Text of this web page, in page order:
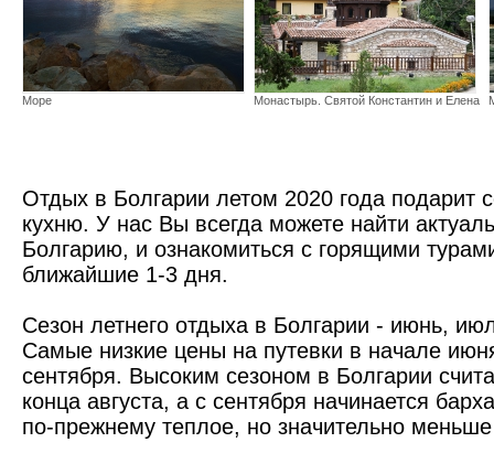
Море Монастырь. Святой Константин и Елена
Отдых в Болгарии летом 2020 года подарит
кухню. У нас Вы всегда можете найти
Болгарию, и ознакомиться с горящими
ближайшие 1-3 дня.
Сезон летнего отдыха в Болгарии - июнь,
Самые низкие цены на путевки в начале
сентября. Высоким сезоном в Болгарии
конца августа, а с сентября начинается
по-прежнему теплое, но значительно